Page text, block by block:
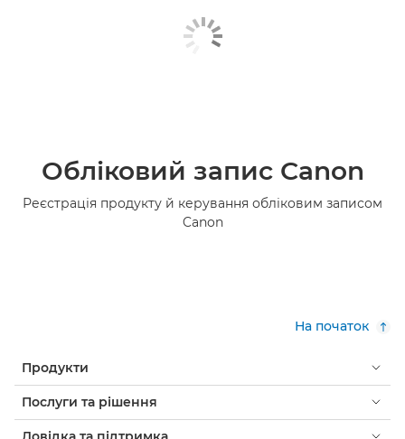
Обліковий запис Canon
Реєстрація продукту й керування обліковим записом
Canon
На початок
Продукти
Послуги та рішення